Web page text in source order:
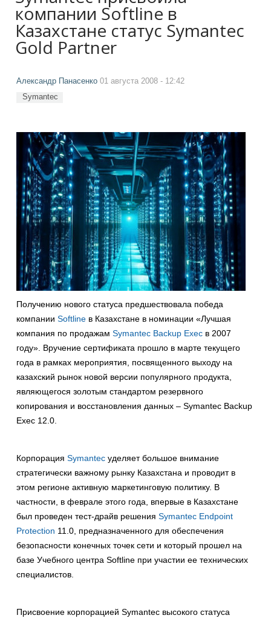
компании Softline в
Казахстане статус Symantec
Gold Partner
Александр Панасенко 01 августа 2008 - 12:42
Symantec
Получению нового статуса предшествовала победа
компании Softline в Казахстане в номинации «Лучшая
компания по продажам Symantec Backup Exec в 2007
году». Вручение сертификата прошло в марте текущего
года в рамках мероприятия, посвященного выходу на
казахский рынок новой версии популярного продукта,
являющегося золотым стандартом резервного
копирования и восстановления данных – Symantec Backup
Exec 12.0.
Корпорация Symantec уделяет большое внимание
стратегически важному рынку Казахстана и проводит в
этом регионе активную маркетинговую политику. В
частности, в феврале этого года, впервые в Казахстане
был проведен тест-драйв решения Symantec Endpoint
Protection 11.0, предназначенного для обеспечения
безопасности конечных точек сети и который прошел на
базе Учебного центра Softline при участии ее технических
специалистов.
Присвоение корпорацией Symantec высокого статуса